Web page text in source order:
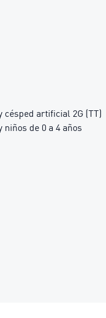
artificial 2G (TT)
de 0 a 4 años